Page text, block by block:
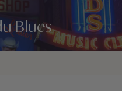
Blues